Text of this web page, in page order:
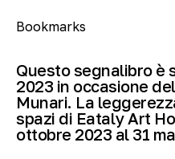
Bookmarks
Questo segnalibro è
2023 in occasione
Munari. La
spazi di Eataly Art
ottobre 2023 al 31